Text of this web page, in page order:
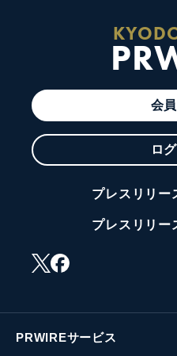
会
ロ
プレスリリー
プレスリリー
PRWIREサービス